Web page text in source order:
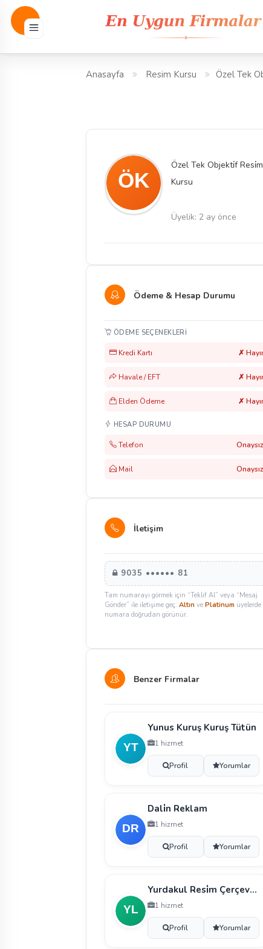
Anasayfa Resim Kursu Özel Tek
Özel Tek Objekti̇f Resi̇m
Kursu
Üyelik: 2 ay önce
Ödeme & Hesap Durumu
ÖDEME SEÇENEKLERI
Kredi Kartı ✗
Havale / EFT ✗
Elden Ödeme ✗
HESAP DURUMU
Telefon Onaysız
Mail Onaysız
İletişim
9035 •••••• 81
Tam numarayı görmek için “Teklif Al” veya “Mesaj
Gönder” ile iletişime geç. Altın ve Platinum üyelerde
numara doğrudan görünür.
Benzer Firmalar
Yunus Kuruş Kuruş Tütün
1 hizmet
Profil Yorumlar
Dali̇n Reklam
1 hizmet
Profil Yorumlar
Yurdakul Resi̇m Çerçeve Ti̇caret Ltd.şti̇.
1 hizmet
Profil Yorumlar